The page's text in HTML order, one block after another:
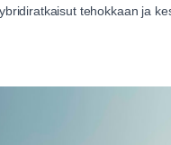
tehokkaan ja